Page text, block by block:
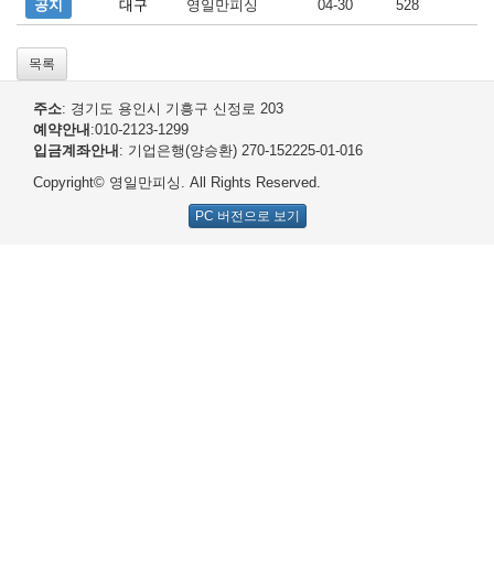
공지 대구 영일만피싱 04-30 528
목록
주소: 경기도 용인시 기흥구 신정로 203
예약안내 :010-2123-1299
입금계좌안내 : 기업은행(양승환) 270-152225-01-016
Copyright© 영일만피싱. All Rights Reserved.
PC 버전으로 보기